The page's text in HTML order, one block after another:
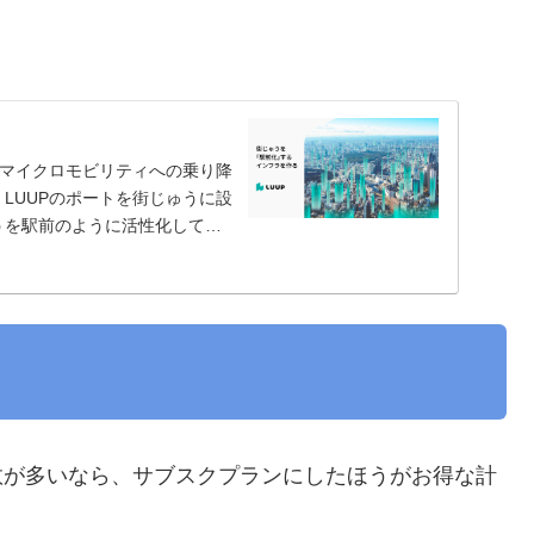
イクロモビリティへの乗り降
のポートを街じゅうに設
駅前のように活性化してい
多いなら、サブスクプランにしたほうがお得な計